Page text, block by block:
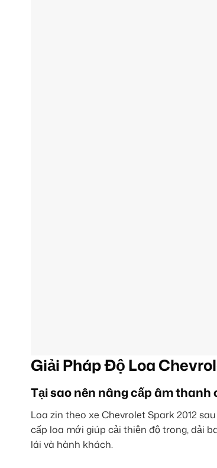
Giải Pháp Độ Loa
Tại sao nên nâng cấp âm thanh
Loa zin theo xe Chevrolet Spark 2012
cấp loa mới giúp cải thiện độ trong, dải
lái và hành khách.